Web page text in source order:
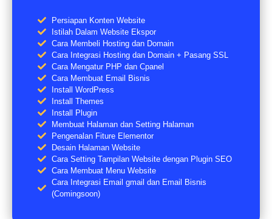
Persiapan Konten Website
Istilah Dalam Website Ekspor
Cara Membeli Hosting dan Domain
Cara Integrasi Hosting dan Domain + Pasang SSL
Cara Mengatur PHP dan Cpanel
Cara Membuat Email Bisnis
Install WordPress
Install Themes
Install Plugin
Membuat Halaman dan Setting Halaman
Pengenalan Fiture Elementor
Desain Halaman Website
Cara Setting Tampilan Website dengan Plugin SEO
Cara Membuat Menu Website
Cara Integrasi Email gmail dan Email Bisnis
(Comingsoon)